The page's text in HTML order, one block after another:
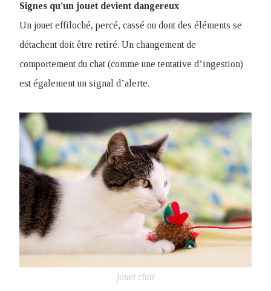
Signes qu’un jouet devient dangereux
Un jouet effiloché, percé, cassé ou dont des éléments se
détachent doit être retiré. Un changement de
comportement du chat (comme une tentative d’ingestion)
est également un signal d’alerte.
jouet chat